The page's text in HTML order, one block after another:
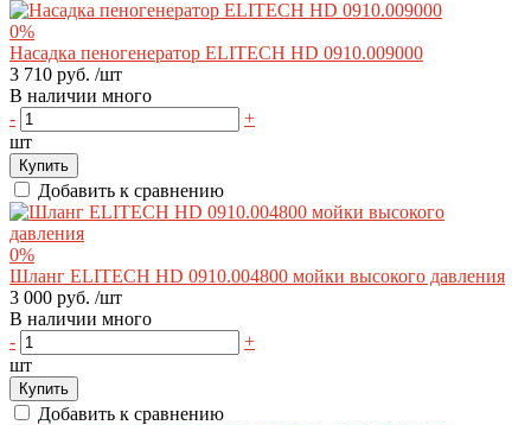
0%
Насадка пеногенератор ELITECH HD 0910.009000
3 710 руб. /шт
В наличии много
-
+
шт
Купить
Добавить к сравнению
0%
Шланг ELITECH HD 0910.004800 мойки высокого давления
3 000 руб. /шт
В наличии много
-
+
шт
Купить
Добавить к сравнению